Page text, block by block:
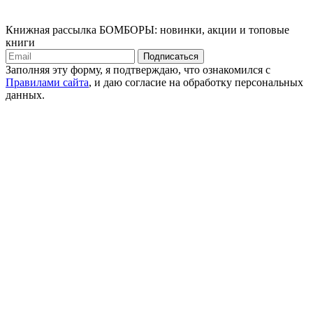
Книжная рассылка БОМБОРЫ: новинки, акции и топовые
книги
Подписаться
Заполняя эту форму, я подтверждаю, что ознакомился с
Правилами сайта, и даю согласие на обработку персональных
данных.